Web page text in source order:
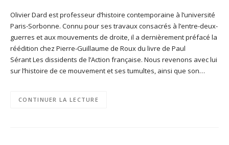
Olivier Dard est professeur d’histoire contemporaine à l’université
Paris-Sorbonne. Connu pour ses travaux consacrés à l’entre-deux-
guerres et aux mouvements de droite, il a dernièrement préfacé la
réédition chez Pierre-Guillaume de Roux du livre de Paul
Sérant Les dissidents de l’Action française. Nous revenons avec lui
sur l’histoire de ce mouvement et ses tumultes, ainsi que son…
CONTINUER LA LECTURE